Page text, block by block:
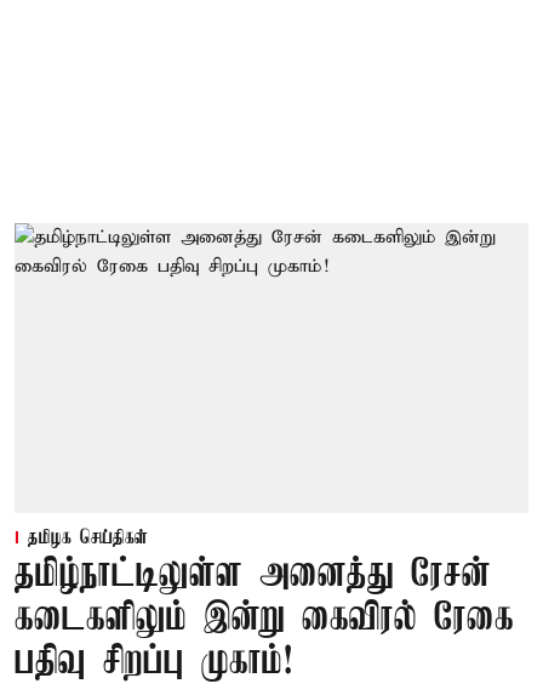
தமிழக செய்திகள்
தமிழ்நாட்டிலுள்ள அனைத்து ரேசன்
கடைகளிலும் இன்று கைவிரல் ரேகை
பதிவு சிறப்பு முகாம்!